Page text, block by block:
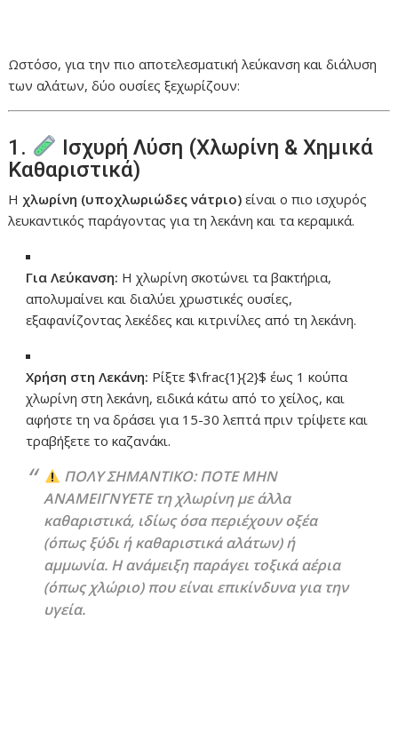
Ωστόσο, για την πιο αποτελεσματική λεύκανση και διάλυση
των αλάτων, δύο ουσίες ξεχωρίζουν:
1.
Ισχυρή Λύση (Χλωρίνη & Χημικά
Καθαριστικά)
Η χλωρίνη (υποχλωριώδες νάτριο) είναι ο πιο ισχυρός
λευκαντικός παράγοντας για τη λεκάνη και τα κεραμικά.
Για Λεύκανση: Η χλωρίνη σκοτώνει τα βακτήρια,
απολυμαίνει και διαλύει χρωστικές ουσίες,
εξαφανίζοντας λεκέδες και κιτρινίλες από τη λεκάνη.
Χρήση στη Λεκάνη: Ρίξτε$\frac{1}{2}$ έως 1 κούπα
χλωρίνη στη λεκάνη, ειδικά κάτω από το χείλος, και
αφήστε τη να δράσει για 15-30 λεπτά πριν τρίψετε και
τραβήξετε το καζανάκι.
ΠΟΛΥ ΣΗΜΑΝΤΙΚΟ: ΠΟΤΕ ΜΗΝ
ΑΝΑΜΕΙΓΝΥΕΤΕ τη χλωρίνη με άλλα
καθαριστικά, ιδίως όσα περιέχουν οξέα
(όπως ξύδι ή καθαριστικά αλάτων) ή
αμμωνία. Η ανάμειξη παράγει τοξικά αέρια
(όπως χλώριο) που είναι επικίνδυνα για την
υγεία.